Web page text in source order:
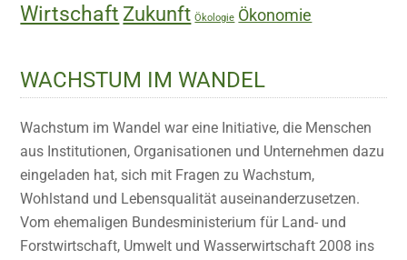
Wirtschaft Zukunft Ökologie Ökonomie
WACHSTUM IM WANDEL
Wachstum im Wandel war eine Initiative, die Menschen
aus Institutionen, Organisationen und Unternehmen dazu
eingeladen hat, sich mit Fragen zu Wachstum,
Wohlstand und Lebensqualität auseinanderzusetzen.
Vom ehemaligen Bundesministerium für Land- und
Forstwirtschaft, Umwelt und Wasserwirtschaft 2008 ins